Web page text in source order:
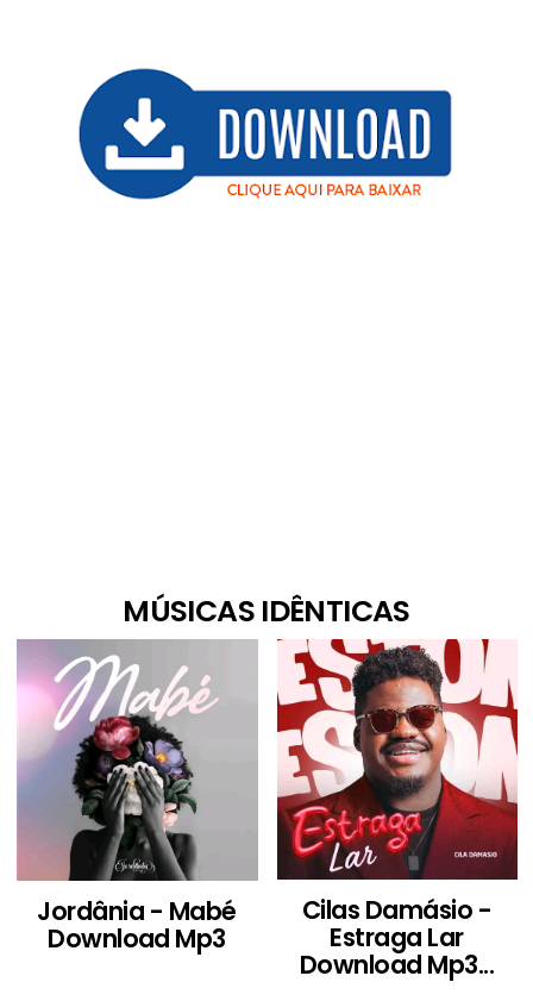
MÚSICAS IDÊNTICAS
Jordânia - Mabé
Download Mp3
Cilas Damásio -
Estraga Lar
Download Mp3...